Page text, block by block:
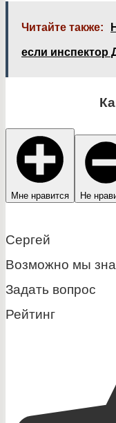
Читайте также:
если инспектор
Мне нравится Не
Сергей
Возможно мы
Задать вопрос
Рейтинг